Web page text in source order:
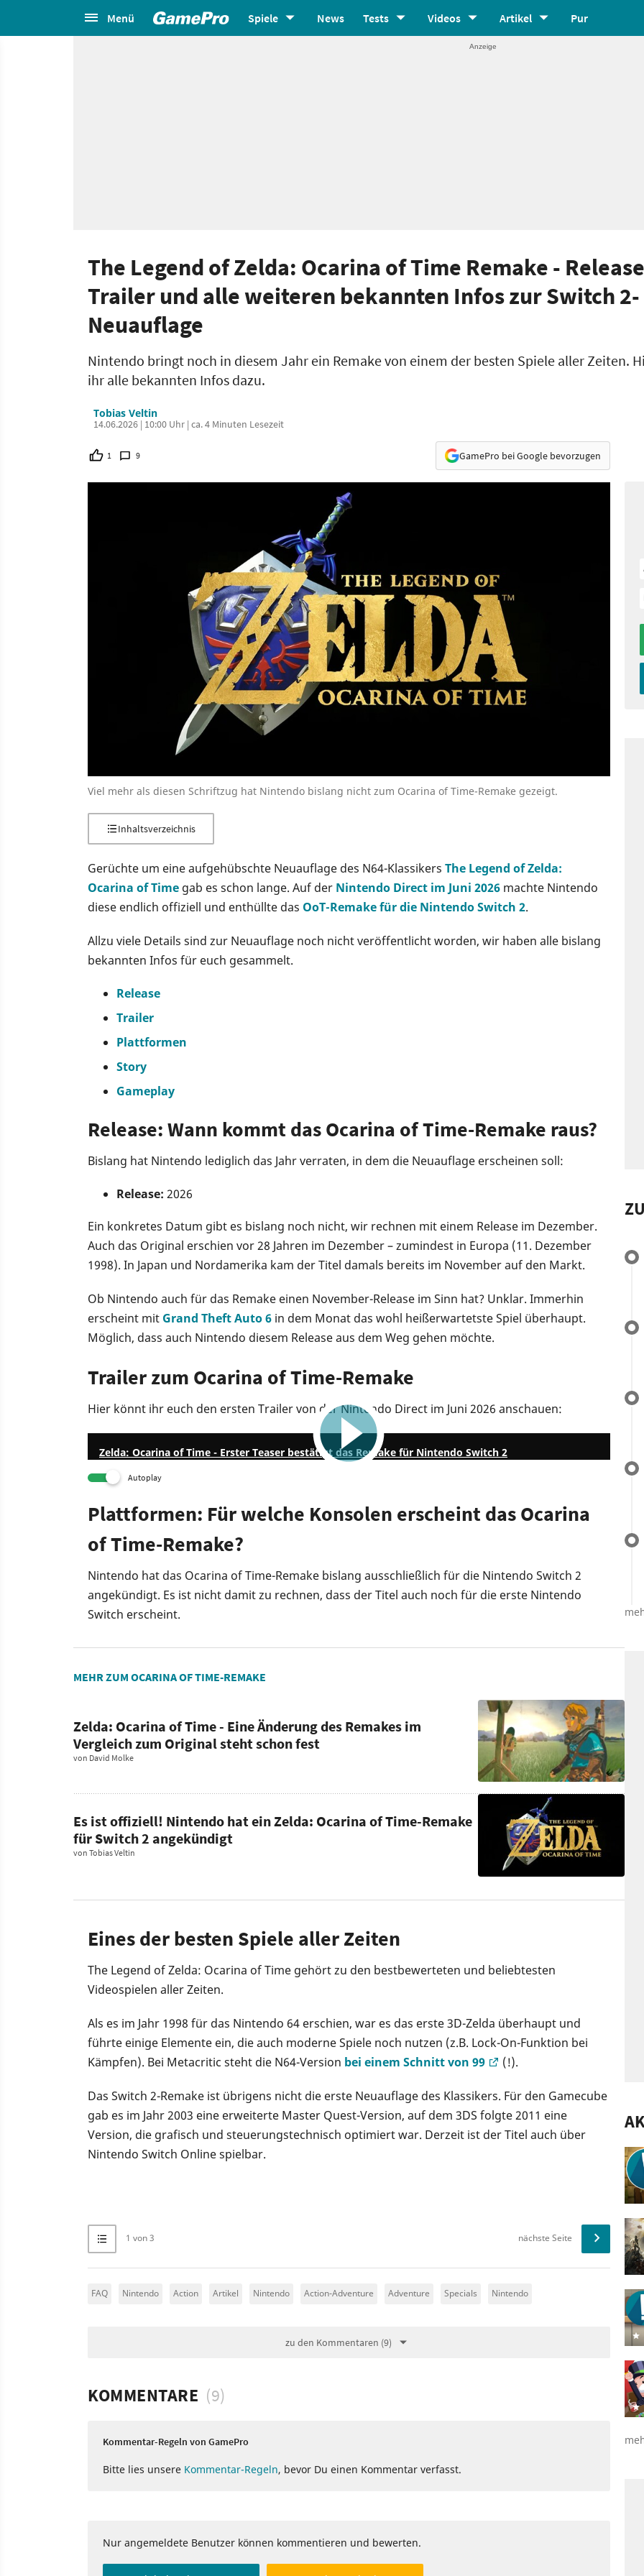
Menü Spiele News Tests Videos Artikel Pur
The Legend of Zelda: Ocarina of Time Remake -
Trailer und alle weiteren bekannten Infos zur Switch 2-
Neuauflage
Nintendo bringt noch in diesem Jahr ein Remake von einem der besten Spiele aller Zeiten.
ihr alle bekannten Infos dazu.
Tobias Veltin
14.06.2026 | 10:00 Uhr | ca. 4 Minuten Lesezeit
1 9 GamePro bei Google bevorzugen
Viel mehr als diesen Schriftzug hat Nintendo bislang nicht zum Ocarina of Time-Remake gezeigt.
Inhaltsverzeichnis
Gerüchte um eine aufgehübschte Neuauflage des N64-Klassikers The Legend of Zelda:
Ocarina of Time gab es schon lange. Auf der Nintendo Direct im Juni 2026 machte Nintendo
diese endlich offiziell und enthüllte das OoT-Remake für die Nintendo Switch 2.
Allzu viele Details sind zur Neuauflage noch nicht veröffentlicht worden, wir haben alle bislang
bekannten Infos für euch gesammelt.
Release
Trailer
Plattformen
Story
Gameplay
Release: Wann kommt das Ocarina of Time-Remake raus?
Bislang hat Nintendo lediglich das Jahr verraten, in dem die Neuauflage erscheinen soll:
Release: 2026
Ein konkretes Datum gibt es bislang noch nicht, wir rechnen mit einem Release im Dezember.
Auch das Original erschien vor 28 Jahren im Dezember – zumindest in Europa (11. Dezember
1998). In Japan und Nordamerika kam der Titel damals bereits im November auf den Markt.
Ob Nintendo auch für das Remake einen November-Release im Sinn hat? Unklar. Immerhin
erscheint mit Grand Theft Auto 6 in dem Monat das wohl heißerwartetste Spiel überhaupt.
Möglich, dass auch Nintendo diesem Release aus dem Weg gehen möchte.
Trailer zum Ocarina of Time-Remake
Hier könnt ihr euch den ersten Trailer von der Nintendo Direct im Juni 2026 anschauen:
Zelda: Ocarina of Time - Erster Teaser bestätigt das Remake für Nintendo Switch 2
Autoplay
Plattformen: Für welche Konsolen erscheint das Ocarina
of Time-Remake?
Nintendo hat das Ocarina of Time-Remake bislang ausschließlich für die Nintendo Switch 2
angekündigt. Es ist nicht damit zu rechnen, dass der Titel auch noch für die erste Nintendo
Switch erscheint.
MEHR ZUM OCARINA OF TIME-REMAKE
Zelda: Ocarina of Time - Eine Änderung des Remakes im
Vergleich zum Original steht schon fest
von David Molke
Es ist offiziell! Nintendo hat ein Zelda: Ocarina of Time-Remake
für Switch 2 angekündigt
von Tobias Veltin
Eines der besten Spiele aller Zeiten
The Legend of Zelda: Ocarina of Time gehört zu den bestbewerteten und beliebtesten
Videospielen aller Zeiten.
Als es im Jahr 1998 für das Nintendo 64 erschien, war es das erste 3D-Zelda überhaupt und
führte einige Elemente ein, die auch moderne Spiele noch nutzen (z.B. Lock-On-Funktion bei
Kämpfen). Bei Metacritic steht die N64-Version bei einem Schnitt von 99 (!).
Das Switch 2-Remake ist übrigens nicht die erste Neuauflage des Klassikers. Für den Gamecube
gab es im Jahr 2003 eine erweiterte Master Quest-Version, auf dem 3DS folgte 2011 eine
Version, die grafisch und steuerungstechnisch optimiert war. Derzeit ist der Titel auch über
Nintendo Switch Online spielbar.
1 von 3 nächste Seite
FAQ Nintendo Action Artikel Nintendo Action-Adventure Adventure Specials Nintendo
zu den Kommentaren (9)
KOMMENTARE (9)
Kommentar-Regeln von GamePro
Bitte lies unsere Kommentar-Regeln, bevor Du einen Kommentar verfasst.
Nur angemeldete Benutzer können kommentieren und bewerten.